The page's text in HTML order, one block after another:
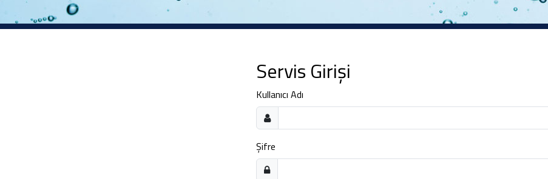
Servis Girişi
Kullanıcı Adı
Şifre